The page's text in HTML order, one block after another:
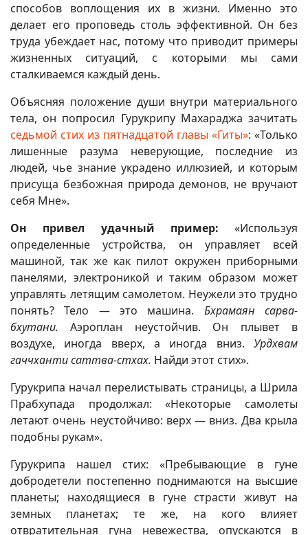
способов воплощения их в жизни. Именно это
делает его проповедь столь эффективной. Он без
труда убеждает нас, потому что приводит примеры
жизненных ситуаций, с которыми мы сами
сталкиваемся каждый день.
Объясняя положение души внутри материального
тела, он попросил Гурукрипу Махараджа зачитать
седьмой стих из пятнадцатой главы «Гиты»: «Только
лишенные разума неверующие, последние из
людей, чье знание украдено иллюзией, и которым
присуща безбожная природа демонов, не вручают
себя Мне».
Он привел удачный пример: «Используя
определенные устройства, он управляет всей
машиной, так же как пилот окружен приборными
панелями, электроникой и таким образом может
управлять летящим самолетом. Неужели это трудно
понять? Тело — это машина. Бхрамаян сарва-
бхутани. Аэроплан неустойчив. Он плывет в
воздухе, иногда вверх, а иногда вниз. Урдхвам
гаччханти саттва-стхах. Найди этот стих».
Гурукрипа начал перелистывать страницы, а Шрила
Прабхупада продолжал: «Некоторые самолеты
летают очень неустойчиво: верх — вниз. Два крыла
подобны рукам».
Гурукрипа нашел стих: «Пребывающие в гуне
добродетели постепенно поднимаются на высшие
планеты; находящиеся в гуне страсти живут на
земных планетах; те же, на кого влияет
отвратительная гуна невежества, опускаются в